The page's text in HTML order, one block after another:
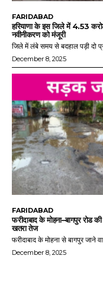
FARIDABAD
हरियाणा के इस जिले में 4.53
नवीनीकरण को मंजूरी
जिले में लंबे समय से बदहाल पड़ी दो
December 8, 2025
FARIDABAD
फरीदाबाद के मोहना–बागपुर रोड
खतरा तेज
फरीदाबाद के मोहना से बागपुर जाने
December 8, 2025